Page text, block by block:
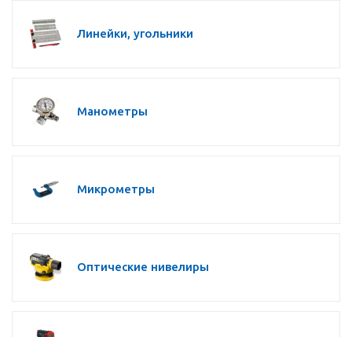
Линейки, угольники
Манометры
Микрометры
Оптические нивелиры